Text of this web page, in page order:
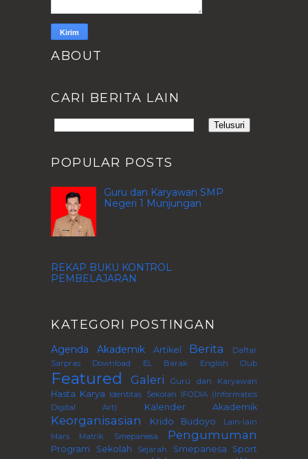
ABOUT
CARI BERITA LAIN
POPULAR POSTS
Guru dan Karyawan SMP
Negeri 1 Munjungan
REKAP BUKU KONTROL
PEMBELAJARAN
KATEGORI POSTINGAN
Agenda Akademik Artikel Berita
Daftar
Sarpras
Download EL Barak English Club
Featured Galeri Guru dan Karyawan
Hasta Karya Identitas Sekolah IFODIA (Informatics
Digital Art)
Kalender Akademik
Keorganisasian Krido Budoyo
Lain-lain
Mars
Matrik Smepanesa Pengumuman
Program Sekolah Sejarah Smepanesa Sport